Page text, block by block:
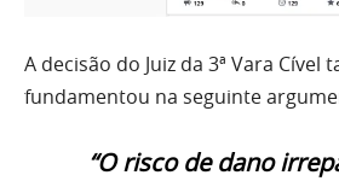
A decisão do Juiz da 3ª Vara Cível
fundamentou na seguinte
“O risco de dano